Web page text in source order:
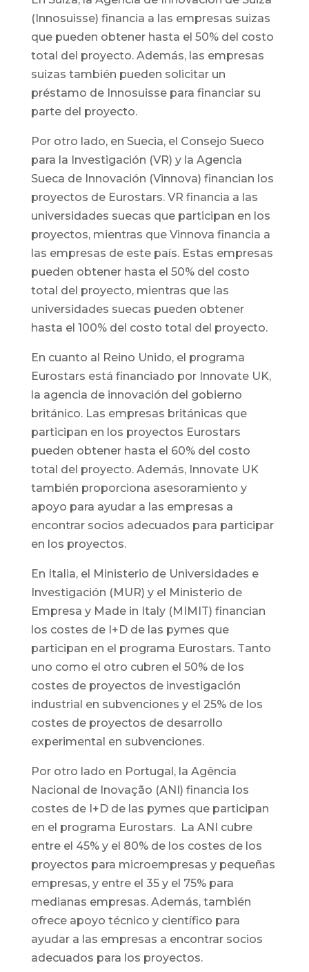
(Innosuisse) financia a las empresas suizas
que pueden obtener hasta el 50% del costo
total del proyecto. Además, las empresas
suizas también pueden solicitar un
préstamo de Innosuisse para financiar su
parte del proyecto.
Por otro lado, en Suecia, el Consejo Sueco
para la Investigación (VR) y la Agencia
Sueca de Innovación (Vinnova) financian los
proyectos de Eurostars. VR financia a las
universidades suecas que participan en los
proyectos, mientras que Vinnova financia a
las empresas de este país. Estas empresas
pueden obtener hasta el 50% del costo
total del proyecto, mientras que las
universidades suecas pueden obtener
hasta el 100% del costo total del proyecto.
En cuanto al Reino Unido, el programa
Eurostars está financiado por Innovate UK,
la agencia de innovación del gobierno
británico. Las empresas británicas que
participan en los proyectos Eurostars
pueden obtener hasta el 60% del costo
total del proyecto. Además, Innovate UK
también proporciona asesoramiento y
apoyo para ayudar a las empresas a
encontrar socios adecuados para participar
en los proyectos.
En Italia, el Ministerio de Universidades e
Investigación (MUR) y el Ministerio de
Empresa y Made in Italy (MIMIT) financian
los costes de I+D de las pymes que
participan en el programa Eurostars. Tanto
uno como el otro cubren el 50% de los
costes de proyectos de investigación
industrial en subvenciones y el 25% de los
costes de proyectos de desarrollo
experimental en subvenciones.
Por otro lado en Portugal, la Agência
Nacional de Inovação (ANI) financia los
costes de I+D de las pymes que participan
en el programa Eurostars. La ANI cubre
entre el 45% y el 80% de los costes de los
proyectos para microempresas y pequeñas
empresas, y entre el 35 y el 75% para
medianas empresas. Además, también
ofrece apoyo técnico y científico para
ayudar a las empresas a encontrar socios
adecuados para los proyectos.